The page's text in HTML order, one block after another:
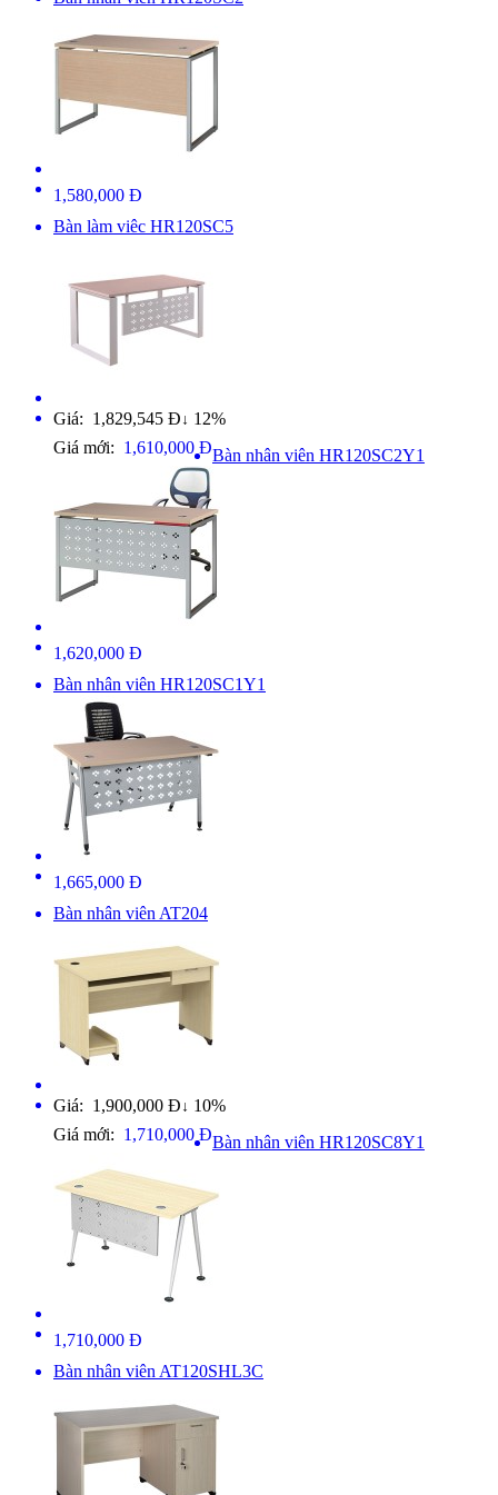
1,580,000 Đ
Bàn làm viêc HR120SC5
Giá: 1,829,545 Đ ↓ 12%
Giá mới: 1,610,000 ĐBàn nhân viên HR120SC2Y1
1,620,000 Đ
Bàn nhân viên HR120SC1Y1
1,665,000 Đ
Bàn nhân viên AT204
Giá: 1,900,000 Đ ↓ 10%
Giá mới: 1,710,000 ĐBàn nhân viên HR120SC8Y1
1,710,000 Đ
Bàn nhân viên AT120SHL3C